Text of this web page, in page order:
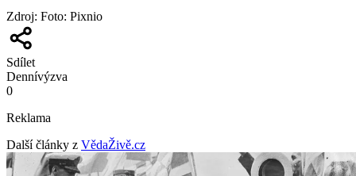
Zdroj: Foto: Pixnio
Sdílet
Dennívýzva
0
Reklama
Další články z VědaŽivě.cz